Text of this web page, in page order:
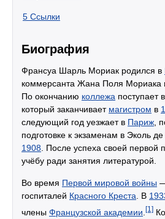
5 Ссылки
Биография
Франсуа Шарль Мориак родился в
коммерсанта Жана Поля Мориака
По окончанию коллежа поступает
который заканчивает магистром в
следующий год уезжает в Париж ,
подготовке к экзаменам в Эколь
1908 . После успеха своей первой
учёбу ради занятия литературой.
Во время Первой мировой войны
госпиталей Красного Креста . В
члены Французской академии [1]